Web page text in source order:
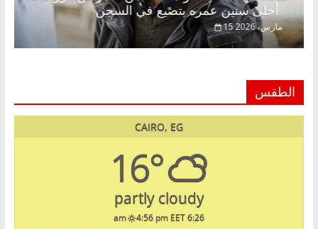
أحلى سنين عمره بتضيع في السجن
15 مارس، 2026
الطقس
CAIRO, EG
16°
partly cloudy
6:26 am
4:56 pm EET